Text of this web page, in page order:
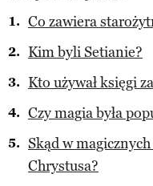
Co zawiera
Kim byli Setianie?
Kto używał księgi
Czy magia była
Skąd w
Chrystusa?